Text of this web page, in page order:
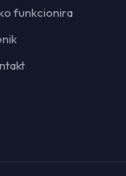
funkcionira